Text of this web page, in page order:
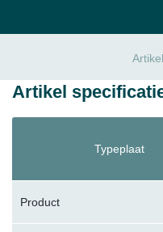
Artikel
Typeplaat
Product